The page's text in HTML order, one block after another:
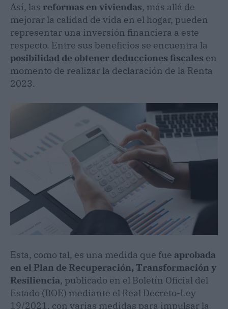
Así, las reformas en viviendas, más allá de
mejorar la calidad de vida en el hogar, pueden
representar una inversión financiera a este
respecto. Entre sus beneficios se encuentra la
posibilidad de obtener deducciones fiscales en
momento de realizar la declaración de la Renta
2023.
Esta, como tal, es una medida que fue aprobada
en el Plan de Recuperación, Transformación y
Resiliencia, publicado en el Boletín Oficial del
Estado (BOE) mediante el Real Decreto-Ley
19/2021, con varias medidas para impulsar la